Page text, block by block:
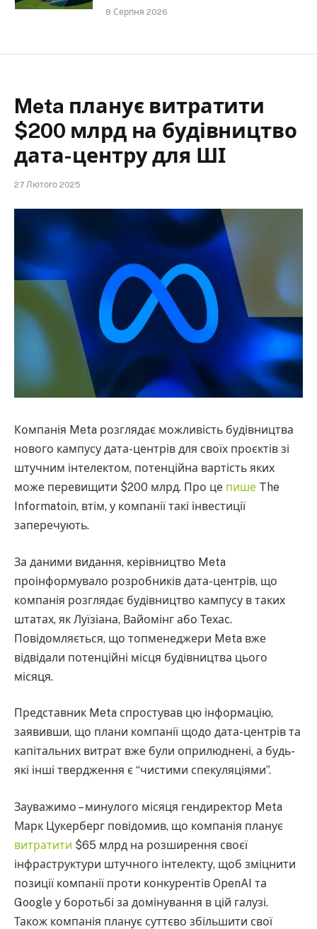
8 Серпня 2026
Meta планує витратити
$200 млрд на будівництво
дата-центру для ШІ
27 Лютого 2025
Компанія Meta розглядає можливість будівництва
нового кампусу дата-центрів для своїх проєктів зі
штучним інтелектом, потенційна вартість яких
може перевищити $200 млрд. Про це пише The
Informatoin, втім, у компанії такі інвестиції
заперечують.
За даними видання, керівництво Meta
проінформувало розробників дата-центрів, що
компанія розглядає будівництво кампусу в таких
штатах, як Луїзіана, Вайомінг або Техас.
Повідомляється, що топменеджери Meta вже
відвідали потенційні місця будівництва цього
місяця.
Представник Meta спростував цю інформацію,
заявивши, що плани компанії щодо дата-центрів та
капітальних витрат вже були оприлюднені, а будь-
які інші твердження є “чистими спекуляціями”.
Зауважимо – минулого місяця гендиректор Meta
Марк Цукерберг повідомив, що компанія планує
витратити $65 млрд на розширення своєї
інфраструктури штучного інтелекту, щоб зміцнити
позиції компанії проти конкурентів OpenAI та
Google у боротьбі за домінування в цій галузі.
Також компанія планує суттєво збільшити свої